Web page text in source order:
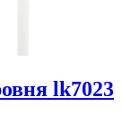
lk7023